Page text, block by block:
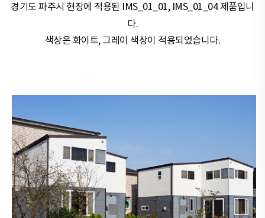
경기도 파주시 현장​​에 적용된 IMS_01_01, IMS_01_04 제품입니
다.
색상은 화이트, 그레이 색상이 적용되었습니다.